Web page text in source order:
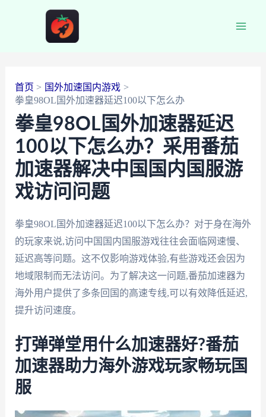
首页
国外加速国内游戏
拳皇98OL国外加速器延迟100以下怎么办
拳皇98OL国外加速器延迟
100以下怎么办？采用番茄
加速器解决中国国内国服游
戏访问问题
拳皇98OL国外加速器延迟100以下怎么办？对于身在海外
的玩家来说,访问中国国内国服游戏往往会面临网速慢、
延迟高等问题。这不仅影响游戏体验,有些游戏还会因为
地域限制而无法访问。为了解决这一问题,番茄加速器为
海外用户提供了多条回国的高速专线,可以有效降低延迟,
提升访问速度。
打弹弹堂用什么加速器好?番茄
加速器助力海外游戏玩家畅玩国
服